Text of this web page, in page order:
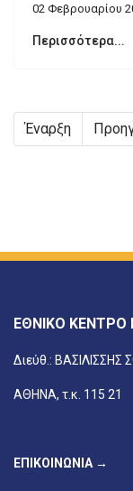
02 Φεβρουαρίου
Περισσότερα...
Έναρξη
ΕΘΝΙΚΟ ΚΕΝΤΡΟ
Διεύθ.:
ΑΘΗΝΑ, τ.κ. 115 21
ΕΠΙΚΟΙΝΩΝΙΑ →